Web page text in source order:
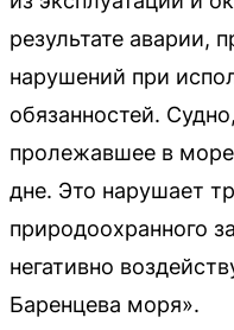
результате аварии,
нарушений при
обязанностей.
пролежавшее в
дне. Это нарушает
природоохранного
негативно
Баренцева моря».